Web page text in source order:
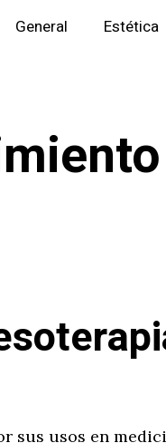
General Estética
sus usos en